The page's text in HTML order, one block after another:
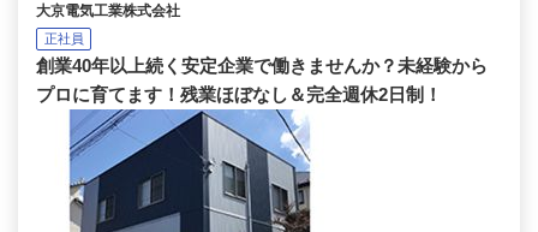
大京電気工業株式会社
正社員
創業40年以上続く安定企業で働きませんか？未経験から
プロに育てます！残業ほぼなし＆完全週休2日制！